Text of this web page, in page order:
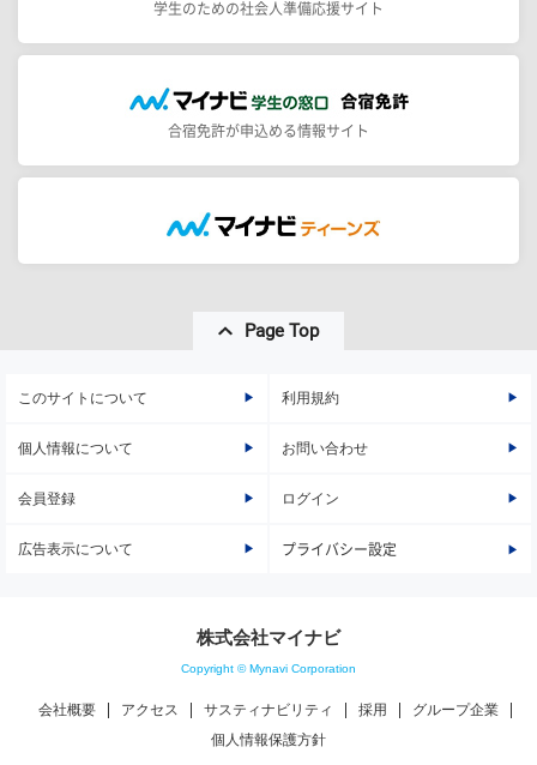
学生のための社会人準備応援サイト
合宿免許が申込める情報サイト
Page Top
このサイトについて 利用規約
個人情報について お問い合わせ
会員登録 ログイン
広告表示について プライバシー設定
株式会社マイナビ
Copyright © Mynavi Corporation
会社概要 アクセス サスティナビリティ 採用
グループ企業
個人情報保護方針